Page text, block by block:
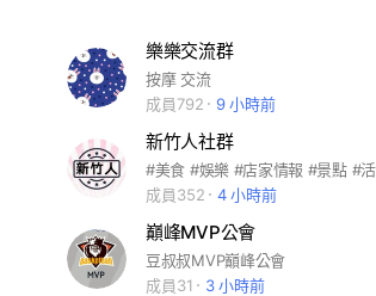
樂樂交流群
按摩 交流
成員792
9 小時前
新竹人社群
成員352
4 小時前
巔峰MVP公會
豆叔叔MVP巔峰公會
成員31
3 小時前